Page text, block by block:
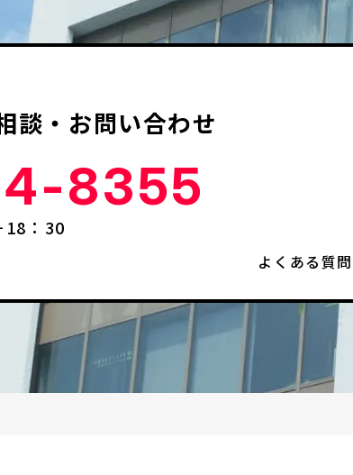
談・お問い合わせ
8355
18：30
よくある質問